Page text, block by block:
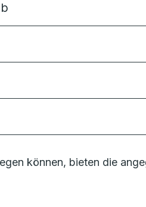
können, bieten die